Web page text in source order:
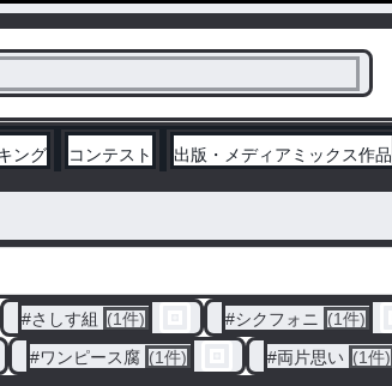
ング コンテスト 出版・メディアミックス作品
#さしす組 (1件) #シクフォニ (1件)
#ワンピース腐 (1件) #両片思い (1件)